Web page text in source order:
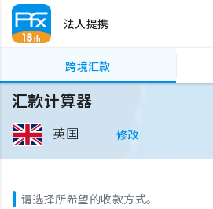
法人提携
跨境汇款
汇款计算器
英国 修改
请选择所希望的收款方式。